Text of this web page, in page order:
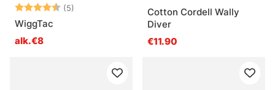
Arvio: (5)
4.4 5:sta tähdestä
WiggTac
alk.€8
Cotton Cordell Wally
Diver
€11.90